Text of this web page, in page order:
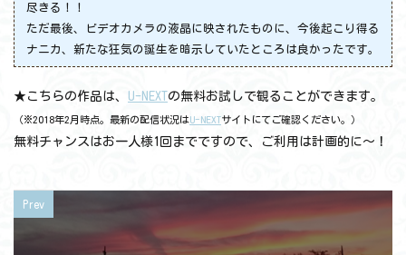
尽きる！！
ただ最後、ビデオカメラの液晶に映されたものに、今後起こり得る
ナニカ、新たな狂気の誕生を暗示していたところは良かったです。
★こちらの作品は、 U-NEXT の無料お試しで観ることができます。
（※2018年2月時点。最新の配信状況はU-NEXTサイトにてご確認ください。）
無料チャンスはお一人様1回までですので、ご利用は計画的に～！
Prev